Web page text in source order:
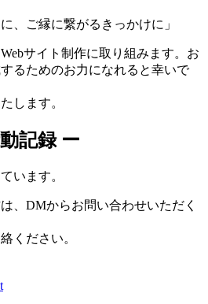
、ご縁に繋がるきっかけに」
サイト制作に取り組みます。お
るためのお力になれると幸いで
します。
記録 ー
います。
、DMからお問い合わせいただく
ください。